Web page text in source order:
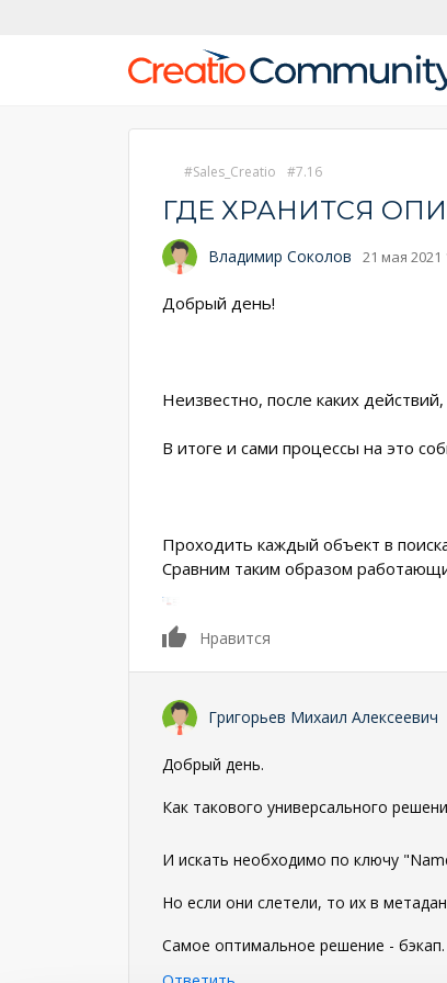
Sales_Creatio 7.16
ГДЕ ХРАНИТСЯ
Владимир Соколов 21 мая 2021
Добрый день!
Неизвестно, после каких
В итоге и сами процессы на это
Проходить каждый объект в
Сравним таким образом
0
Нравится
Григорьев Михаил Алексеевич
Добрый день.
Как такового универсального
И искать необходимо по ключу
Но если они слетели, то их в
Самое оптимальное решение - бэкап.